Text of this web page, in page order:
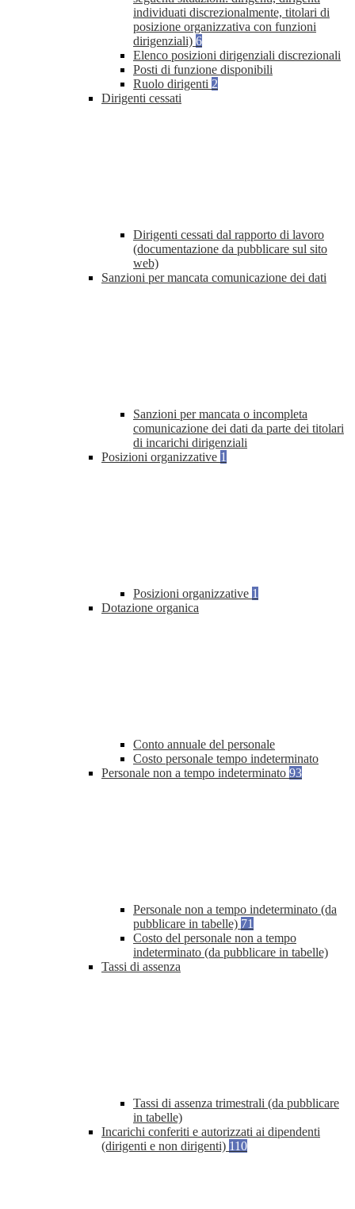
individuati discrezionalmente, titolari di
posizione organizzativa con funzioni
dirigenziali) 6
Elenco posizioni dirigenziali discrezionali
Posti di funzione disponibili
Ruolo dirigenti 2
Dirigenti cessati
Dirigenti cessati dal rapporto di lavoro
(documentazione da pubblicare sul sito
web)
Sanzioni per mancata comunicazione dei dati
Sanzioni per mancata o incompleta
comunicazione dei dati da parte dei titolari
di incarichi dirigenziali
Posizioni organizzative 1
Posizioni organizzative 1
Dotazione organica
Conto annuale del personale
Costo personale tempo indeterminato
Personale non a tempo indeterminato 93
Personale non a tempo indeterminato (da
pubblicare in tabelle) 71
Costo del personale non a tempo
indeterminato (da pubblicare in tabelle)
Tassi di assenza
Tassi di assenza trimestrali (da pubblicare
in tabelle)
Incarichi conferiti e autorizzati ai dipendenti
(dirigenti e non dirigenti) 110